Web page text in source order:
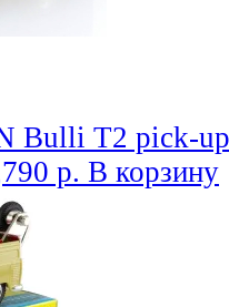
Bulli T2 pick-
р. В корзину